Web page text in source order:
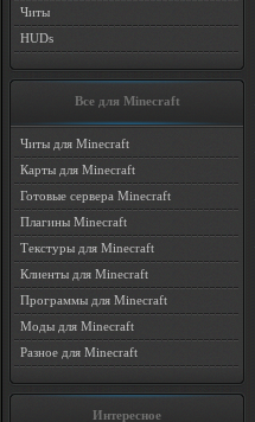
Читы
HUDs
Все для Minecraft
Читы для Minecraft
Карты для Minecraft
Готовые сервера Minecraft
Плагины Minecraft
Текстуры для Minecraft
Клиенты для Minecraft
Программы для Minecraft
Моды для Minecraft
Разное для Minecraft
Интересное